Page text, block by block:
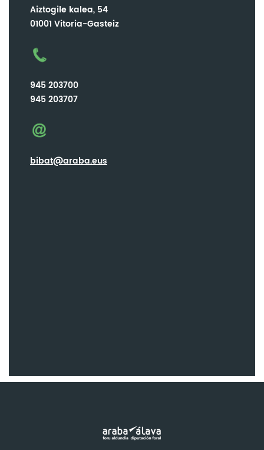
Aiztogile kalea, 54
01001 Vitoria-Gasteiz
945 203700
945 203707
bibat@araba.eus